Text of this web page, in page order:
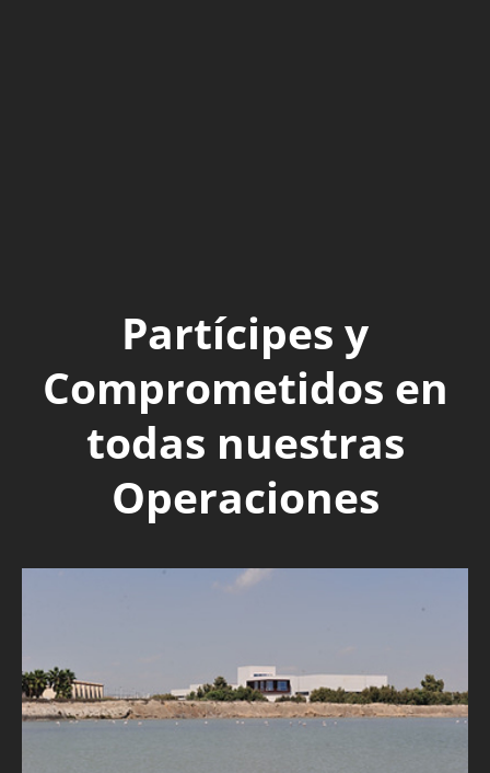
Partícipes y
Comprometidos en
todas nuestras
Operaciones